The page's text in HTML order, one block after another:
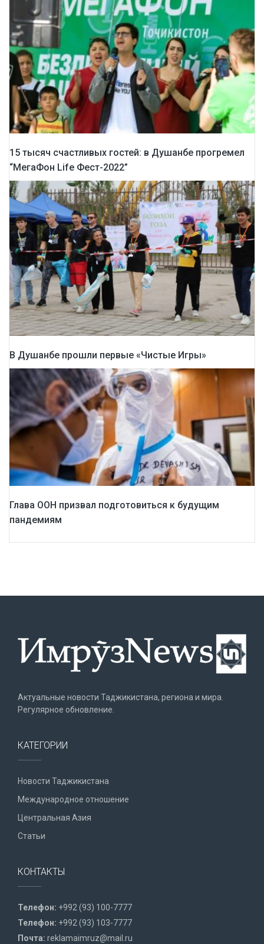
15 тысяч счастливых гостей: в Душанбе прогремел
“МегаФон Life Фест-2022”
В Душанбе прошли первые «Чистые Игры»
Глава ООН призвал подготовиться к будущим
пандемиям
Актуальные новости Таджикистана, региона и мира.
Регулярное обновление.
КАТЕГОРИИ
Новости Таджикистана
Международное отношение
Центральная Азия
Статьи
КОНТАКТЫ
Телефон: +992 (93) 100-7777
Телефон: +992 (93) 103-7777
Почта: reklamaimruz@mail.ru